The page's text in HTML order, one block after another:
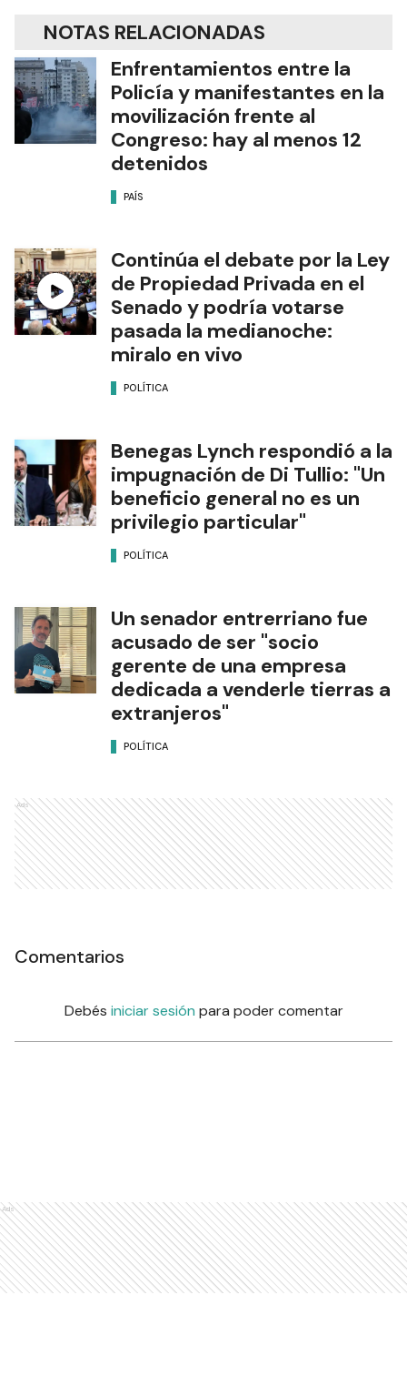
NOTAS RELACIONADAS
Enfrentamientos entre la
Policía y manifestantes en la
movilización frente al
Congreso: hay al menos 12
detenidos
PAÍS
Continúa el debate por la Ley
de Propiedad Privada en el
Senado y podría votarse
pasada la medianoche:
miralo en vivo
POLÍTICA
Benegas Lynch respondió a la
impugnación de Di Tullio: "Un
beneficio general no es un
privilegio particular"
POLÍTICA
Un senador entrerriano fue
acusado de ser "socio
gerente de una empresa
dedicada a venderle tierras a
extranjeros"
POLÍTICA
Ads
Comentarios
Debés iniciar sesión para poder comentar
Ads